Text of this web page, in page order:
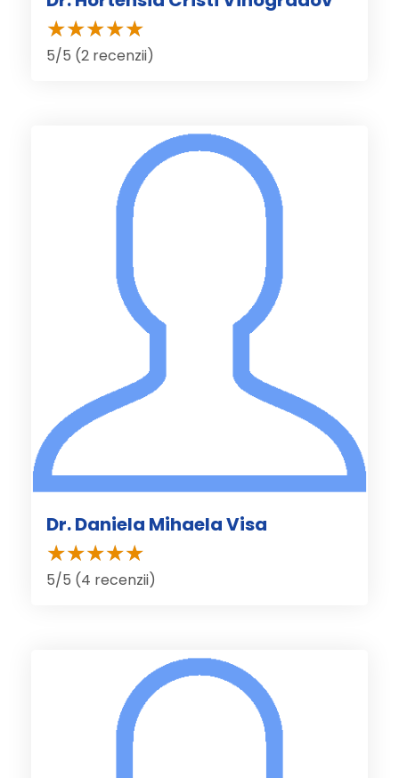
5/5 (2 recenzii)
Dr. Daniela Mihaela Visa
5/5 (4 recenzii)